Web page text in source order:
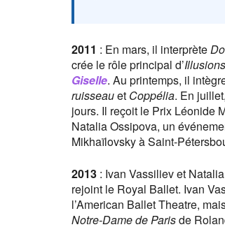
2011 : En mars, il interprète
crée le rôle principal d’
Giselle. Au printemps, il
ruisseauet Coppélia. En
jours. Il reçoit le Prix Léonide
Natalia Ossipova, un
Mikhaïlovsky à Saint-
2013 : Ivan Vassiliev et
rejoint le Royal Ballet. Ivan
l’American Ballet Theatre,
Notre-Dame de Parisde